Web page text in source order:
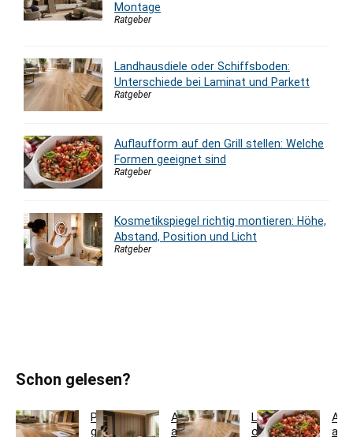
Montage
Ratgeber
Landhausdiele oder Schiffsboden:
Unterschiede bei Laminat und Parkett
Ratgeber
Auflaufform auf den Grill stellen: Welche
Formen geeignet sind
Ratgeber
Kosmetikspiegel richtig montieren: Höhe,
Abstand, Position und Licht
Ratgeber
Schon gelesen?
Parkett
günstig
Akustikpaneele
aus
Landhausdiele
oder
auf